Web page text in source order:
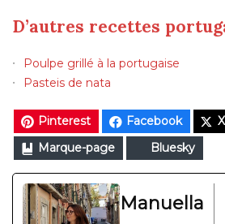
D’autres recettes
Poulpe grillé à la portugaise
Pasteis de nata
Pinterest Facebook X
Marque-page
Bluesky
Manuella